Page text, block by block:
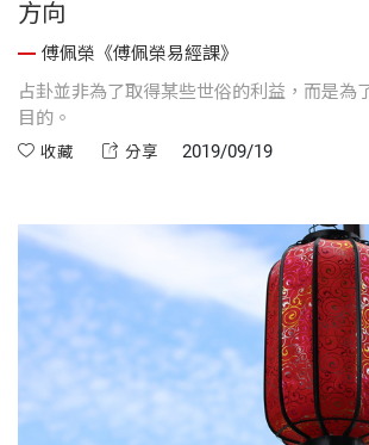
方向
傅佩榮《傅佩榮易經課》
占卦並非為了取得某些世俗的利益，而是為
目的。
收藏 分享 2019/09/19